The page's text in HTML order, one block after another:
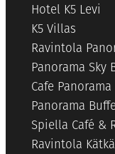
Hotel K5 Levi
K5 Villas
Ravintola
Panorama Sky
Cafe Panorama
Panorama
Spiella Café &
Ravintola Kätkä